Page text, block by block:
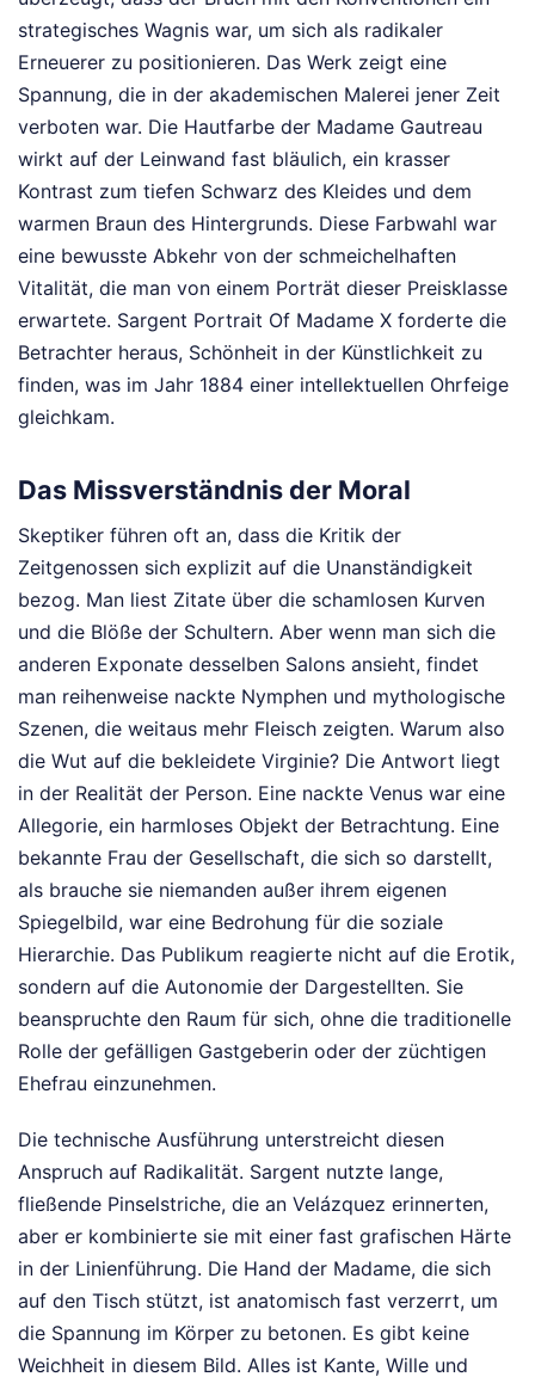
strategisches Wagnis war, um sich als radikaler
Erneuerer zu positionieren. Das Werk zeigt eine
Spannung, die in der akademischen Malerei jener Zeit
verboten war. Die Hautfarbe der Madame Gautreau
wirkt auf der Leinwand fast bläulich, ein krasser
Kontrast zum tiefen Schwarz des Kleides und dem
warmen Braun des Hintergrunds. Diese Farbwahl war
eine bewusste Abkehr von der schmeichelhaften
Vitalität, die man von einem Porträt dieser Preisklasse
erwartete. Sargent Portrait Of Madame X forderte die
Betrachter heraus, Schönheit in der Künstlichkeit zu
finden, was im Jahr 1884 einer intellektuellen Ohrfeige
gleichkam.
Das Missverständnis der Moral
Skeptiker führen oft an, dass die Kritik der
Zeitgenossen sich explizit auf die Unanständigkeit
bezog. Man liest Zitate über die schamlosen Kurven
und die Blöße der Schultern. Aber wenn man sich die
anderen Exponate desselben Salons ansieht, findet
man reihenweise nackte Nymphen und mythologische
Szenen, die weitaus mehr Fleisch zeigten. Warum also
die Wut auf die bekleidete Virginie? Die Antwort liegt
in der Realität der Person. Eine nackte Venus war eine
Allegorie, ein harmloses Objekt der Betrachtung. Eine
bekannte Frau der Gesellschaft, die sich so darstellt,
als brauche sie niemanden außer ihrem eigenen
Spiegelbild, war eine Bedrohung für die soziale
Hierarchie. Das Publikum reagierte nicht auf die Erotik,
sondern auf die Autonomie der Dargestellten. Sie
beanspruchte den Raum für sich, ohne die traditionelle
Rolle der gefälligen Gastgeberin oder der züchtigen
Ehefrau einzunehmen.
Die technische Ausführung unterstreicht diesen
Anspruch auf Radikalität. Sargent nutzte lange,
fließende Pinselstriche, die an Velázquez erinnerten,
aber er kombinierte sie mit einer fast grafischen Härte
in der Linienführung. Die Hand der Madame, die sich
auf den Tisch stützt, ist anatomisch fast verzerrt, um
die Spannung im Körper zu betonen. Es gibt keine
Weichheit in diesem Bild. Alles ist Kante, Wille und